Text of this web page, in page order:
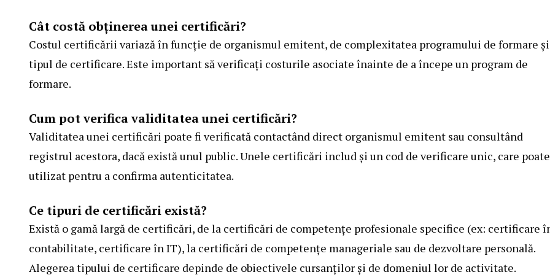
Cât costă obținerea unei certificări?
Costul certificării variază în funcție de organismul emitent, de complexitatea programului de formare
tipul de certificare. Este important să verificați costurile asociate înainte de a începe un program de
formare.
Cum pot verifica validitatea unei certificări?
Validitatea unei certificări poate fi verificată contactând direct organismul emitent sau consultând
registrul acestora, dacă există unul public. Unele certificări includ și un cod de verificare unic, care
utilizat pentru a confirma autenticitatea.
Ce tipuri de certificări există?
Există o gamă largă de certificări, de la certificări de competențe profesionale specifice (ex: certificare
contabilitate, certificare în IT), la certificări de competențe manageriale sau de dezvoltare personală.
Alegerea tipului de certificare depinde de obiectivele cursanților și de domeniul lor de activitate.